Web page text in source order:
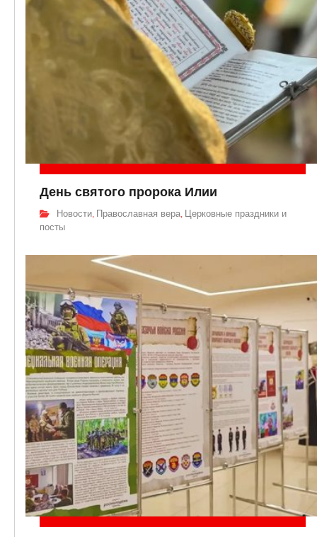
День святого пророка Илии
Новости Православная вера Церковные праздники и
посты